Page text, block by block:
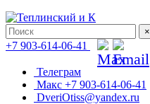
×
+7 903-614-06-41
Телеграм
Макс +7 903-614-06-41
DveriOtiss@yandex.ru